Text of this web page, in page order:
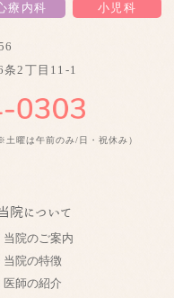
療内科 小児科
2丁目11-1
曜は午前のみ/日・祝休み）
院について
院のご案内
院の特徴
師の紹介